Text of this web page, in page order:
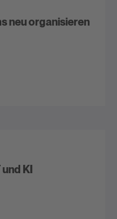
neu organisieren
KI